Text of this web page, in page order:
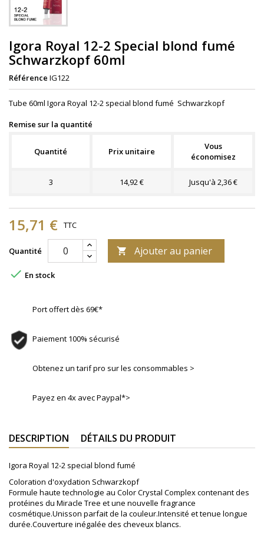
Igora Royal 12-2 Special blond fumé
Schwarzkopf 60ml
Référence IG122
Tube 60ml Igora Royal 12-2 special blond fumé Schwarzkopf
Remise sur la quantité
Quantité Prix unitaire
Vous
économisez
3 14,92 € Jusqu'à 2,36 €
15,71 € TTC
Quantité  Ajouter au panier
 En stock
Port offert dès 69€*
Paiement 100% sécurisé
Obtenez un tarif pro sur les consommables >
Payez en 4x avec Paypal*>
DESCRIPTION DÉTAILS DU PRODUIT
Igora Royal 12-2 special blond fumé
Coloration d'oxydation Schwarzkopf
Formule haute technologie au Color Crystal Complex contenant des
protéines du Miracle Tree et une nouvelle fragrance
cosmétique.Unisson parfait de la couleur.Intensité et tenue longue
durée.Couverture inégalée des cheveux blancs.